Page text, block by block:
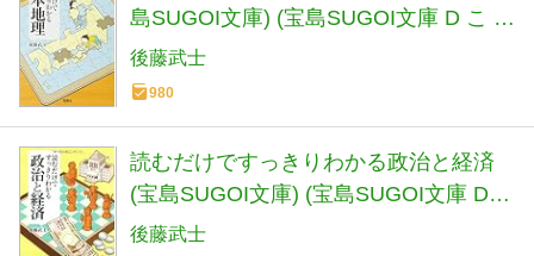
島SUGOI文庫) (宝島SUGOI文庫 D こ 2-
3)
後藤武士
980
読むだけですっきりわかる政治と経済
(宝島SUGOI文庫) (宝島SUGOI文庫 D
こ 2-5)
後藤武士